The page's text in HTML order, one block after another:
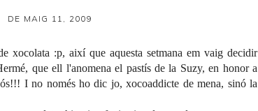
DE MAIG 11, 2009
xocolata :p, així que aquesta setmana em vaig decidir
que ell l'anomena el pastís de la Suzy, en honor a
I no només ho dic jo, xocoaddicte de mena, sinó la